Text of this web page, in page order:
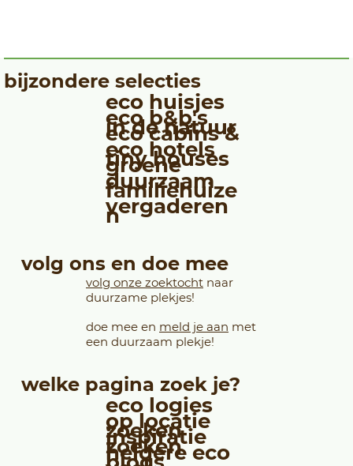
volg ons en doe mee
doe mee en meld je aan met
een duurzaam plekje!
welke pagina zoek je?
bijzondere selecties
volg onze zoektocht naar
duurzame plekjes!
op locatie
zoeken
heldere eco
inspiratie
eco logies
zoeken
eco huisjes
in de natuur
eco cabins &
tiny houses
eco hotels
eco b&b's
groene
familiehuize
n
duurzaam
vergaderen